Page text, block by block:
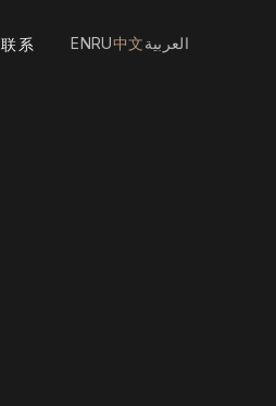
联系 ENRU中文العربية